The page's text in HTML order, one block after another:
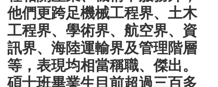
他們更跨足機械工程界、土木
工程界、學術界、航空界、資
訊界、海陸運輸界及管理階層
等，表現均相當稱職、傑出。
碩士班畢業生目前超過三百多